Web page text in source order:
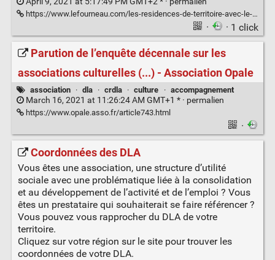
https://www.lefourneau.com/les-residences-de-territoire-avec-le-radar.html
· · 1 click
Parution de l’enquête décennale sur les
associations culturelles (...) - Association Opale
association · dla · crdla · culture · accompagnement
March 16, 2021 at 11:26:24 AM GMT+1 * · permalien
https://www.opale.asso.fr/article743.html
·
Coordonnées des DLA
Vous êtes une association, une structure d’utilité
sociale avec une problématique liée à la consolidation
et au développement de l’activité et de l’emploi ? Vous
êtes un prestataire qui souhaiterait se faire référencer ?
Vous pouvez vous rapprocher du DLA de votre
territoire.
Cliquez sur votre région sur le site pour trouver les
coordonnées de votre DLA.